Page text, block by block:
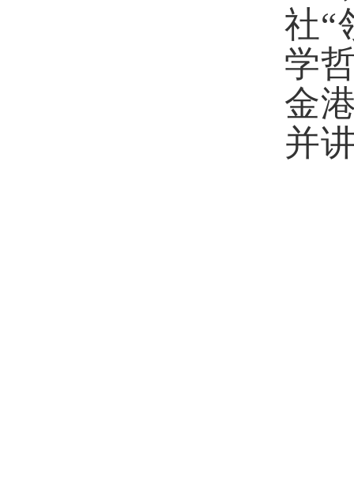
社“
学
金
并